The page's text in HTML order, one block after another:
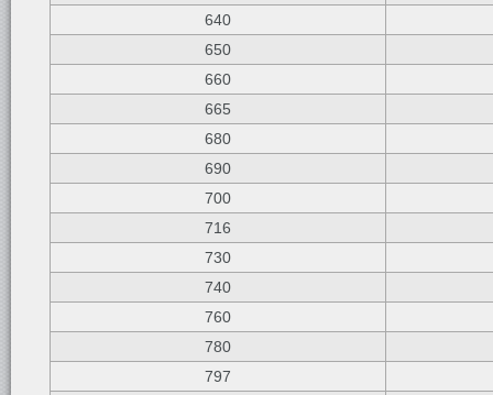
640
650
660
665
680
690
700
716
730
740
760
780
797